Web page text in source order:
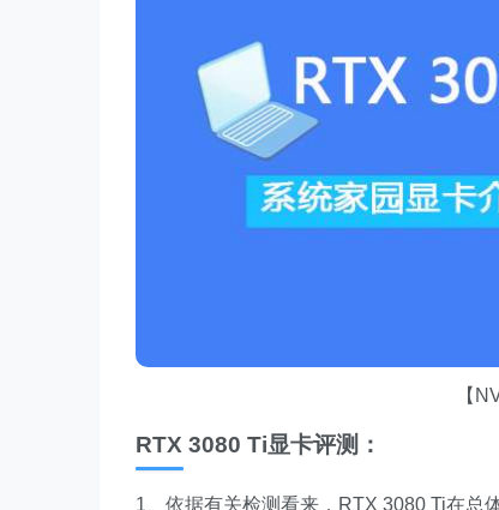
【
RTX 3080 Ti显卡评测：
1、依据有关检测看来，RTX 3080 Ti在总